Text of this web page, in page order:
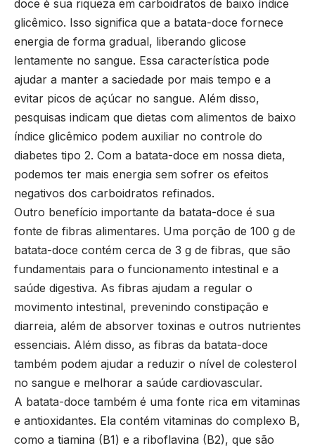
doce é sua riqueza em carboidratos de baixo índice
glicêmico. Isso significa que a batata-doce fornece
energia de forma gradual, liberando glicose
lentamente no sangue. Essa característica pode
ajudar a manter a saciedade por mais tempo e a
evitar picos de açúcar no sangue. Além disso,
pesquisas indicam que dietas com alimentos de baixo
índice glicêmico podem auxiliar no controle do
diabetes tipo 2. Com a batata-doce em nossa dieta,
podemos ter mais energia sem sofrer os efeitos
negativos dos carboidratos refinados.
Outro benefício importante da batata-doce é sua
fonte de fibras alimentares. Uma porção de 100 g de
batata-doce contém cerca de 3 g de fibras, que são
fundamentais para o funcionamento intestinal e a
saúde digestiva. As fibras ajudam a regular o
movimento intestinal, prevenindo constipação e
diarreia, além de absorver toxinas e outros nutrientes
essenciais. Além disso, as fibras da batata-doce
também podem ajudar a reduzir o nível de colesterol
no sangue e melhorar a saúde cardiovascular.
A batata-doce também é uma fonte rica em vitaminas
e antioxidantes. Ela contém vitaminas do complexo B,
como a tiamina (B1) e a riboflavina (B2), que são